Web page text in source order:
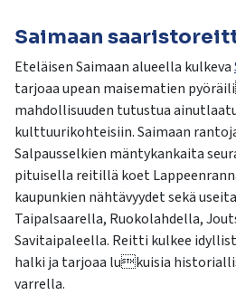
Saimaan
Eteläisen Saimaan alueella kulkeva
tarjoaa upean maisematien
mahdollisuuden tutustua
kulttuurikohteisiin. Saimaan
Salpausselkien mäntykankaita
pituisella reitillä koet
kaupunkien nähtävyydet sekä
Taipalsaarella, Ruokolahdella,
Savitaipaleella. Reitti kulkee
halki ja tarjoaa lukuisia
varrella.